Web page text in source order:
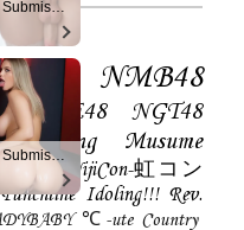
Dominant or Submissive? Cold or Wild?
Dominant or Submissive. Wifey or Wild. Create your AI Girl Instantly
NMB48
SKE48
NGT48
Morning Musume
NijiCon-虹コン
Idoling!!! Rev.
℃-ute Country